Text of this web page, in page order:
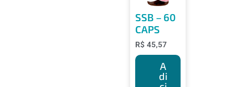
SSB – 60
CAPS
R$ 45,57
A
di